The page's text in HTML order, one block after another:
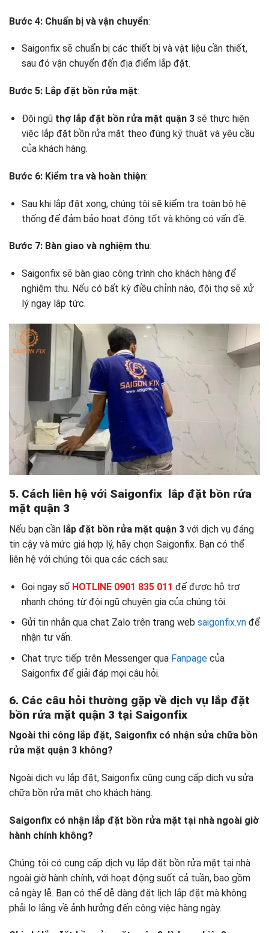
Bước 4: Chuẩn bị và vận chuyển:
Saigonfix sẽ chuẩn bị các thiết bị và vật liệu cần thiết,
sau đó vận chuyển đến địa điểm lắp đặt.
Bước 5: Lắp đặt bồn rửa mặt:
Đội ngũ thợ lắp đặt bồn rửa mặt quận 3sẽ thực hiện
việc lắp đặt bồn rửa mặt theo đúng kỹ thuật và yêu cầu
của khách hàng.
Bước 6: Kiểm tra và hoàn thiện:
Sau khi lắp đặt xong, chúng tôi sẽ kiểm tra toàn bộ hệ
thống để đảm bảo hoạt động tốt và không có vấn đề.
Bước 7: Bàn giao và nghiệm thu:
Saigonfix sẽ bàn giao công trình cho khách hàng để
nghiệm thu. Nếu có bất kỳ điều chỉnh nào, đội thợ sẽ xử
lý ngay lập tức.
5. Cách liên hệ với Saigonfix lắp đặt bồn rửa
mặt quận 3
Nếu bạn cần lắp đặt bồn rửa mặt quận 3 với dịch vụ đáng
tin cậy và mức giá hợp lý, hãy chọn Saigonfix. Bạn có thể
liên hệ với chúng tôi qua các cách sau:
Gọi ngay số HOTLINE 0901 835 011 để được hỗ trợ
nhanh chóng từ đội ngũ chuyên gia của chúng tôi.
Gửi tin nhắn qua chat Zalo trên trang web saigonfix.vnđể
nhận tư vấn.
Chat trực tiếp trên Messenger qua Fanpagecủa
Saigonfix để giải đáp mọi câu hỏi.
6. Các câu hỏi thường gặp về dịch vụ lắp đặt
bồn rửa mặt quận 3 tại Saigonfix
Ngoài thi công lắp đặt, Saigonfix có nhận sửa chữa bồn
rửa mặt quận 3 không?
Ngoài dịch vụ lắp đặt, Saigonfix cũng cung cấp dịch vụ sửa
chữa bồn rửa mặt cho khách hàng.
Saigonfix có nhận lắp đặt bồn rửa mặt tại nhà ngoài giờ
hành chính không?
Chúng tôi có cung cấp dịch vụ lắp đặt bồn rửa mặt tại nhà
ngoài giờ hành chính, với hoạt động suốt cả tuần, bao gồm
cả ngày lễ. Bạn có thể dễ dàng đặt lịch lắp đặt mà không
phải lo lắng về ảnh hưởng đến công việc hàng ngày.